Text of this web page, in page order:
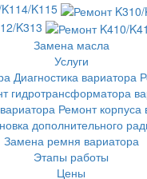
K115
K313
Замена масла
Услуги
Диагностика вариатора
гидротрансформатора
Ремонт корпуса
дополнительного
Замена ремня вариатора
Этапы работы
Цены